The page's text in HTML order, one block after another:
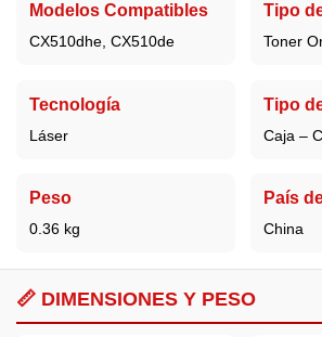
Modelos Compatibles
CX510dhe, CX510de
Tipo
Toner
Tecnología
Láser
Tipo
Caja –
Peso
0.36 kg
País
China
📏 DIMENSIONES Y PESO